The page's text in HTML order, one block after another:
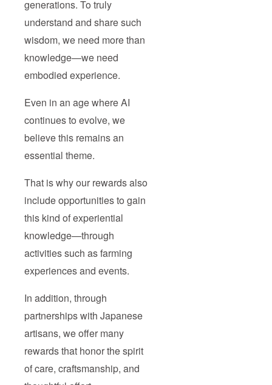
generations. To truly
understand and share such
wisdom, we need more than
knowledge—we need
embodied experience.
Even in an age where AI
continues to evolve, we
believe this remains an
essential theme.
That is why our rewards also
include opportunities to gain
this kind of experiential
knowledge—through
activities such as farming
experiences and events.
In addition, through
partnerships with Japanese
artisans, we offer many
rewards that honor the spirit
of care, craftsmanship, and